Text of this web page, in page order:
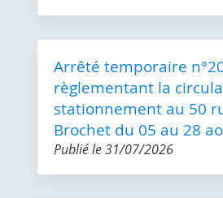
Arrêté temporaire
règlementant la
stationnement au 50
Brochet du 05 au 28
Publié le31/07/2026